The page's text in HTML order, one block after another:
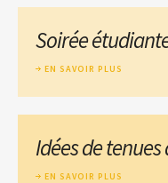
Soirée
EN SAVOIR PLUS
Idées de tenues
EN SAVOIR PLUS